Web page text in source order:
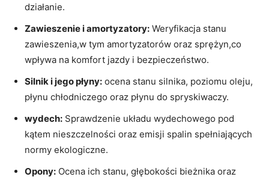
działanie.
Zawieszenie i amortyzatory: Weryfikacja stanu
zawieszenia,w tym amortyzatorów oraz sprężyn,co
wpływa na komfort jazdy i bezpieczeństwo.
Silnik i jego płyny: ocena stanu silnika, poziomu oleju,
płynu chłodniczego oraz płynu do spryskiwaczy.
wydech: Sprawdzenie układu wydechowego pod
kątem nieszczelności oraz emisji spalin spełniających
normy ekologiczne.
Opony: Ocena ich stanu, głębokości bieżnika oraz